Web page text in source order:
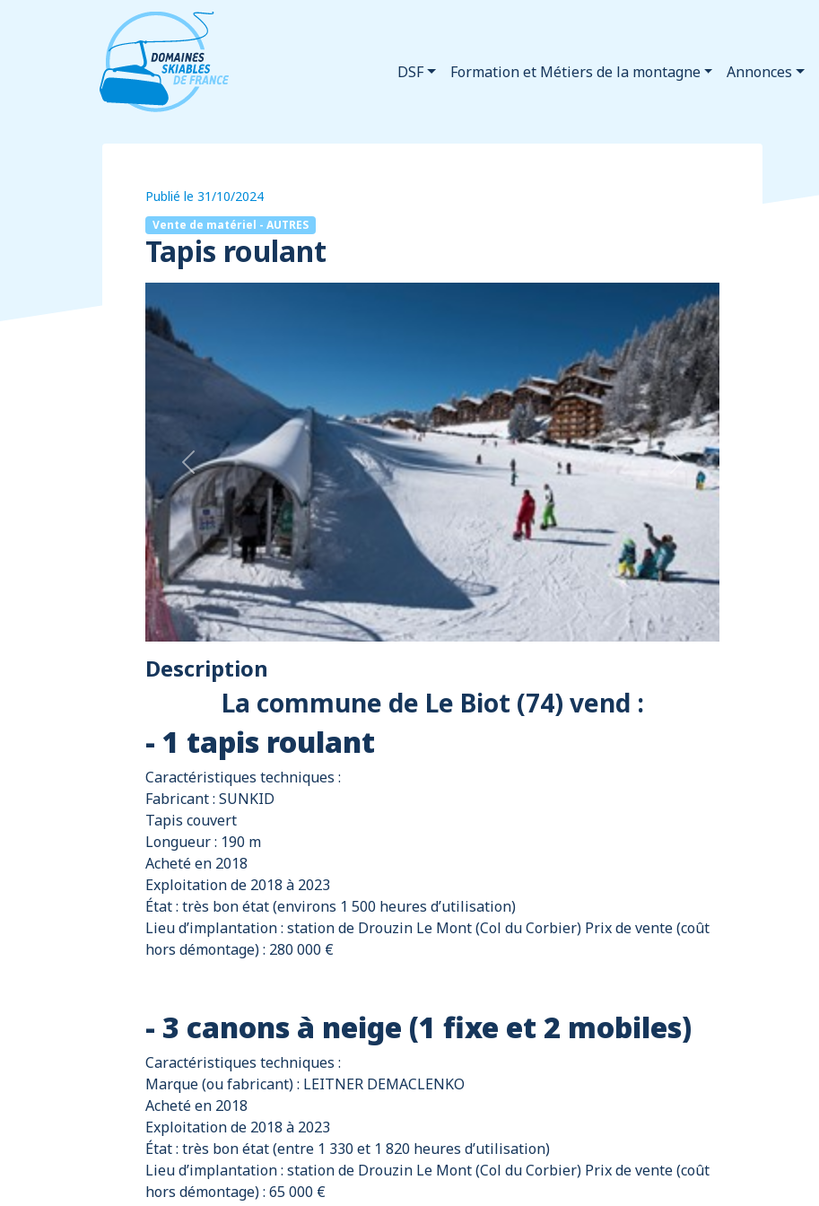
DSF Formation et Métiers de la montagne Annonces
Publié le 31/10/2024
Vente de matériel - AUTRES
Tapis roulant
Previous Next
Description
La commune de Le Biot (74) vend :
- 1 tapis roulant
Caractéristiques techniques :
Fabricant : SUNKID
Tapis couvert
Longueur : 190 m
Acheté en 2018
Exploitation de 2018 à 2023
État : très bon état (environs 1 500 heures d’utilisation)
Lieu d’implantation : station de Drouzin Le Mont (Col du Corbier) Prix de vente (coût
hors démontage) : 280 000 €
- 3 canons à neige (1 fixe et 2 mobiles)
Caractéristiques techniques :
Marque (ou fabricant) : LEITNER DEMACLENKO
Acheté en 2018
Exploitation de 2018 à 2023
État : très bon état (entre 1 330 et 1 820 heures d’utilisation)
Lieu d’implantation : station de Drouzin Le Mont (Col du Corbier) Prix de vente (coût
hors démontage) : 65 000 €
Panneau de gestion des cookies